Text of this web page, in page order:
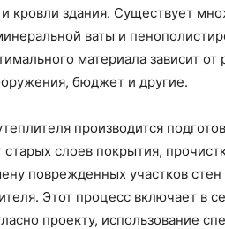
кровли здания. Существует
ваты и
материала зависит
бюджет и другие.
производится
старых слоев покрытия,
поврежденных участков
Этот процесс включает в
проекту, использование